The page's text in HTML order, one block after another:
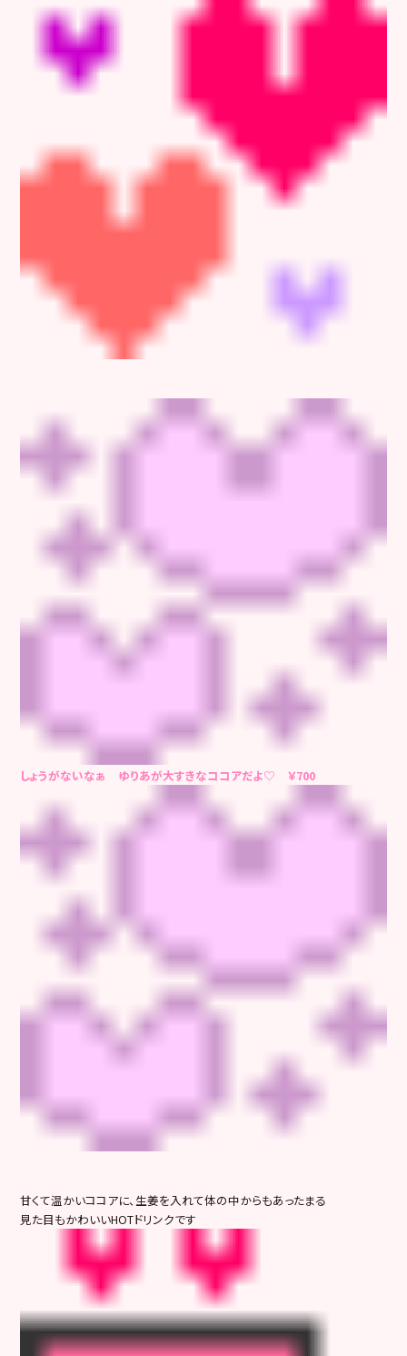
しょうがないなぁ ゆりあが大すきなココアだよ♡ ￥700
甘くて温かいココアに、生姜を入れて体の中からもあったまる
見た目もかわいいHOTドリンクです